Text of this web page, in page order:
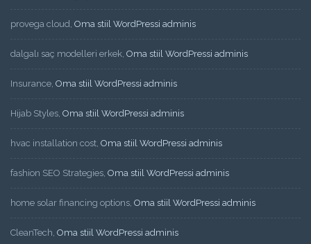
provega cloud Oma stiil WordPressi adminis
dalgalı saç modelleri erkek Oma stiil WordPressi adminis
Insurance Oma stiil WordPressi adminis
Hijab Styles Oma stiil WordPressi adminis
hvac installation cost Oma stiil WordPressi adminis
fashion SEO Strategies Oma stiil WordPressi adminis
home solar financing options Oma stiil WordPressi adminis
CleanTech Oma stiil WordPressi adminis